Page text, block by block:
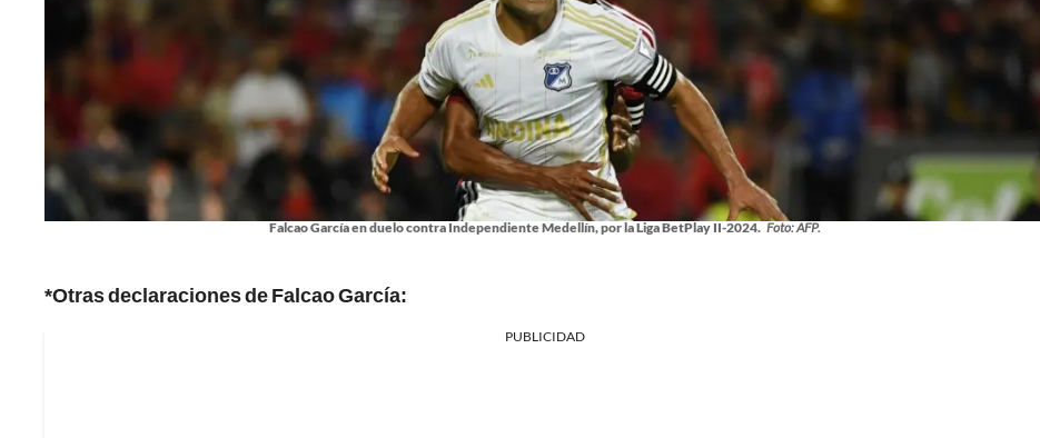
Falcao García en duelo contra Independiente Medellín, por la Liga BetPlay II-2024. Foto: AFP.
*Otras declaraciones de Falcao García:
PUBLICIDAD